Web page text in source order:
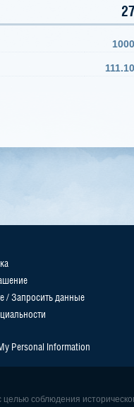
27
1000
111.10
/ Запросить данные
Personal Information
соблюдения